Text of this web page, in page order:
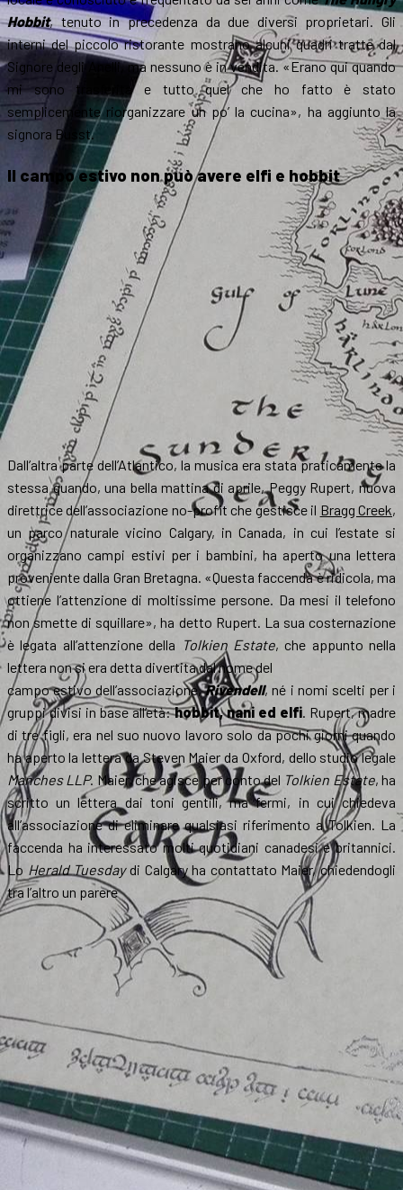
Hobbit, tenuto in precedenza da due diversi proprietari. Gli
interni del piccolo ristorante mostrano alcuni quadri tratte dal
Signore degli Anelli, ma nessuno è in vendita. «Erano qui quando
mi sono trasferita e tutto quel che ho fatto è stato
semplicemente riorganizzare un po’ la cucina», ha aggiunto la
signora Busst.
Il campo estivo non può avere elfi e hobbit
Dall’altra parte dell’Atlantico, la musica era stata praticamente la
stessa quando, una bella mattina di aprile, Peggy Rupert, nuova
direttrice dell’associazione no-profit che gestisce il Bragg Creek,
un parco naturale vicino Calgary, in Canada, in cui l’estate si
organizzano campi estivi per i bambini, ha aperto una lettera
proveniente dalla Gran Bretagna. «Questa faccenda è ridicola, ma
ottiene l’attenzione di moltissime persone. Da mesi il telefono
non smette di squillare», ha detto Rupert. La sua costernazione
è legata all’attenzione della Tolkien Estate, che appunto nella
lettera non si era detta divertita dal nome del
campo estivo dell’associazione,Rivendell, né i nomi scelti per i
gruppi divisi in base all’età:hobbit, nani ed elfi . Rupert, madre
di tre figli, era nel suo nuovo lavoro solo da pochi giorni quando
ha aperto la lettera da Steven Maier da Oxford, dello studio legale
Manches LLP. Maier, che agisce per conto del Tolkien Estate, ha
scritto un lettera dai toni gentili, ma fermi, in cui chiedeva
all’associazione di eliminare qualsiasi riferimento a Tolkien. La
faccenda ha interessato molti quotidiani canadesi e britannici.
Lo Herald Tuesdaydi Calgary ha contattato Maier, chiedendogli
tra l’altro un parere